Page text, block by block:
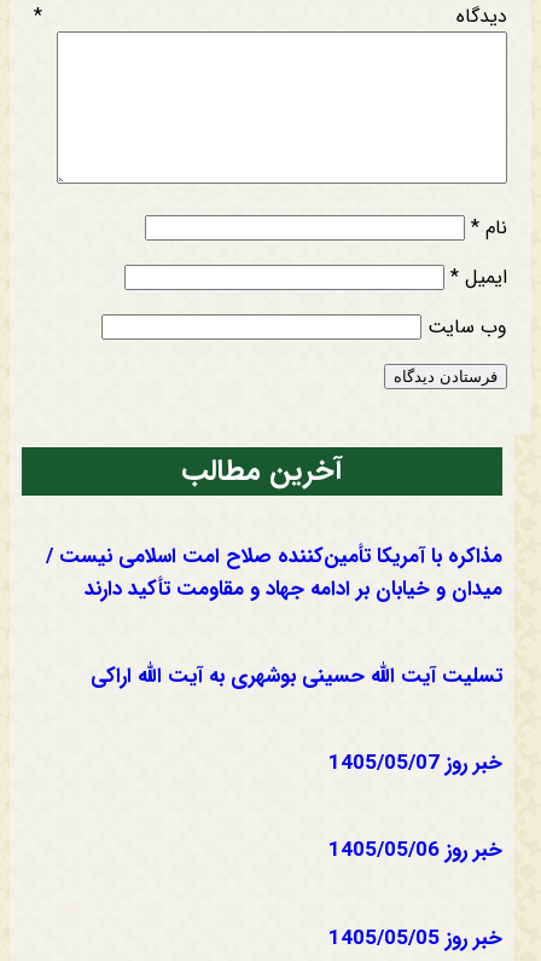
دیدگاه *
نام *
ایمیل *
وب‌ سایت
آخرین مطالب
مذاکره با آمریکا تأمین‌کننده صلاح امت اسلامی نیست /
میدان و خیابان بر ادامه جهاد و مقاومت تأکید دارند
تسلیت آیت الله حسینی بوشهری به آیت الله اراکی
خبر روز 1405/05/07
خبر روز 1405/05/06
خبر روز 1405/05/05